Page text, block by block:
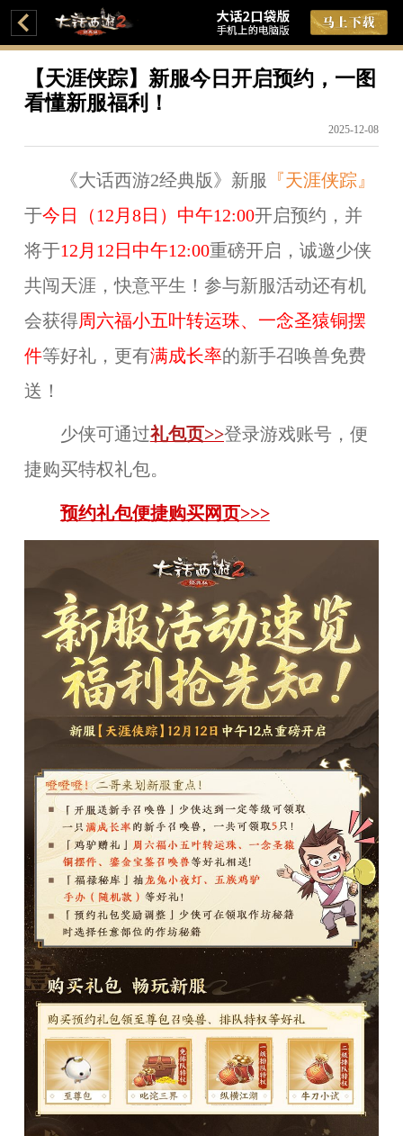
【天涯侠踪】新服今日开启预约，一图
看懂新服福利！
2025-12-08
《大话西游2经典版》新服 『天涯侠踪』
于今日（12月8日）中午12:00开启预约，并
将于12月12日中午12:00重磅开启，诚邀少侠
共闯天涯，快意平生！参与新服活动还有机
会获得周六福小五叶转运珠、一念圣猿铜摆
件等好礼，更有满成长率的新手召唤兽免费
送！
少侠可通过礼包页>>登录游戏账号，便
捷购买特权礼包。
预约礼包便捷购买网页>>>